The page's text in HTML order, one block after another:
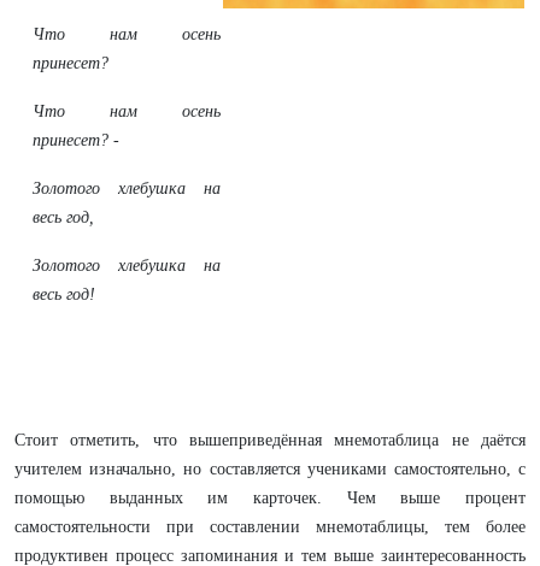
Что нам осень
принесет?
Что нам осень
принесет? -
Золотого хлебушка на
весь год,
Золотого хлебушка на
весь год!
Стоит отметить, что вышеприведённая мнемотаблица не даётся
учителем изначально, но составляется учениками самостоятельно, с
помощью выданных им карточек. Чем выше процент
самостоятельности при составлении мнемотаблицы, тем более
продуктивен процесс запоминания и тем выше заинтересованность